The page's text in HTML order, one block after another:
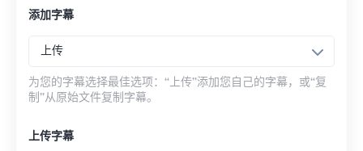
添加字幕
上传
为您的字幕选择最佳选项：“上传”添加您自己的字幕，或“复
制”从原始文件复制字幕。
上传字幕